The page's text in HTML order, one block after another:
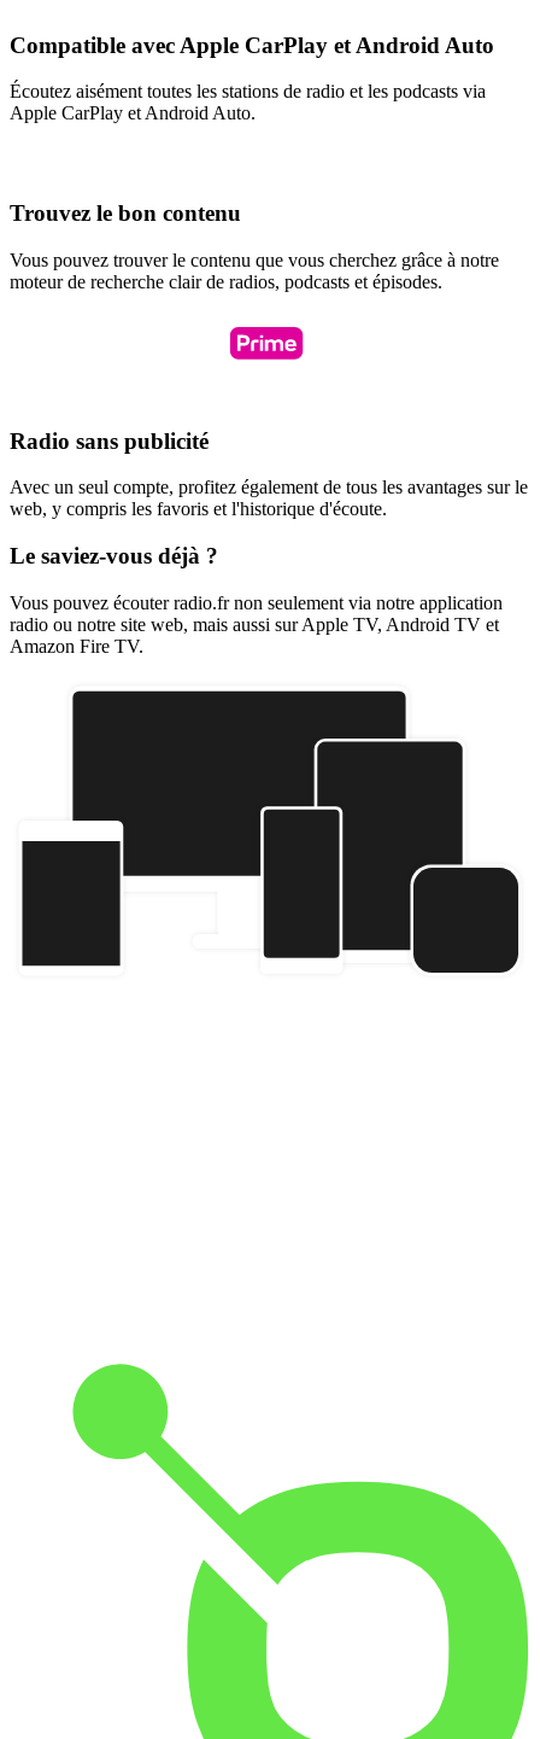
Compatible avec Apple CarPlay et Android Auto
Écoutez aisément toutes les stations de radio et les podcasts via
Apple CarPlay et Android Auto.
Trouvez le bon contenu
Vous pouvez trouver le contenu que vous cherchez grâce à notre
moteur de recherche clair de radios, podcasts et épisodes.
Radio sans publicité
Avec un seul compte, profitez également de tous les avantages sur le
web, y compris les favoris et l'historique d'écoute.
Le saviez-vous déjà ?
Vous pouvez écouter radio.fr non seulement via notre application
radio ou notre site web, mais aussi sur Apple TV, Android TV et
Amazon Fire TV.